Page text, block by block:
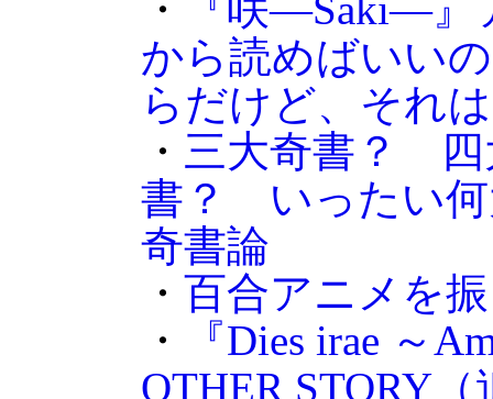
から読めばいい
らだけど、それ
・ 三大奇書？
書？ いったい何
奇書論
・ 百合アニメを
・
『Dies irae ～
OTHER STORY